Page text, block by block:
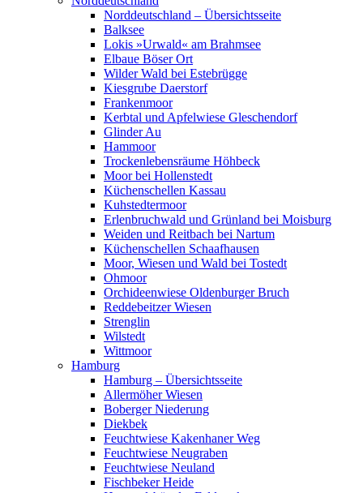
Norddeutschland – Übersichtsseite
Balksee
Lokis »Urwald« am Brahmsee
Elbaue Böser Ort
Wilder Wald bei Estebrügge
Kiesgrube Daerstorf
Frankenmoor
Kerbtal und Apfelwiese Gleschendorf
Glinder Au
Hammoor
Trockenlebensräume Höhbeck
Moor bei Hollenstedt
Küchenschellen Kassau
Kuhstedtermoor
Erlenbruchwald und Grünland bei Moisburg
Weiden und Reitbach bei Nartum
Küchenschellen Schaafhausen
Moor, Wiesen und Wald bei Tostedt
Ohmoor
Orchideenwiese Oldenburger Bruch
Reddebeitzer Wiesen
Strenglin
Wilstedt
Wittmoor
Hamburg
Hamburg – Übersichtsseite
Allermöher Wiesen
Boberger Niederung
Diekbek
Feuchtwiese Kakenhaner Weg
Feuchtwiese Neugraben
Feuchtwiese Neuland
Fischbeker Heide